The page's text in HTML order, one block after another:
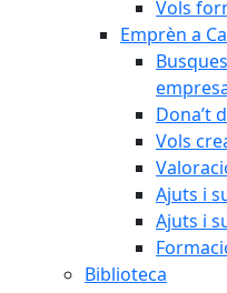
Vols
Emprèn a
Dona’t
Vols
Ajuts i
Ajuts i
Biblioteca